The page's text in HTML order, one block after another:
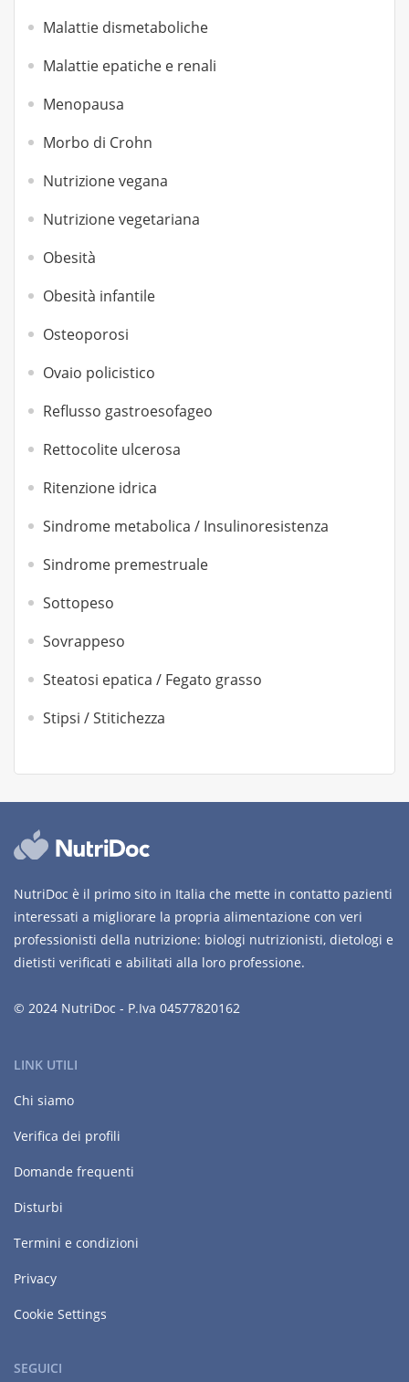
Malattie dismetaboliche
Malattie epatiche e renali
Menopausa
Morbo di Crohn
Nutrizione vegana
Nutrizione vegetariana
Obesità
Obesità infantile
Osteoporosi
Ovaio policistico
Reflusso gastroesofageo
Rettocolite ulcerosa
Ritenzione idrica
Sindrome metabolica / Insulinoresistenza
Sindrome premestruale
Sottopeso
Sovrappeso
Steatosi epatica / Fegato grasso
Stipsi / Stitichezza
NutriDoc è il primo sito in Italia che mette in contatto pazienti
interessati a migliorare la propria alimentazione con veri
professionisti della nutrizione: biologi nutrizionisti, dietologi e
dietisti verificati e abilitati alla loro professione.
© 2024 NutriDoc - P.Iva 04577820162
LINK UTILI
Chi siamo
Verifica dei profili
Domande frequenti
Disturbi
Termini e condizioni
Privacy
Cookie Settings
SEGUICI